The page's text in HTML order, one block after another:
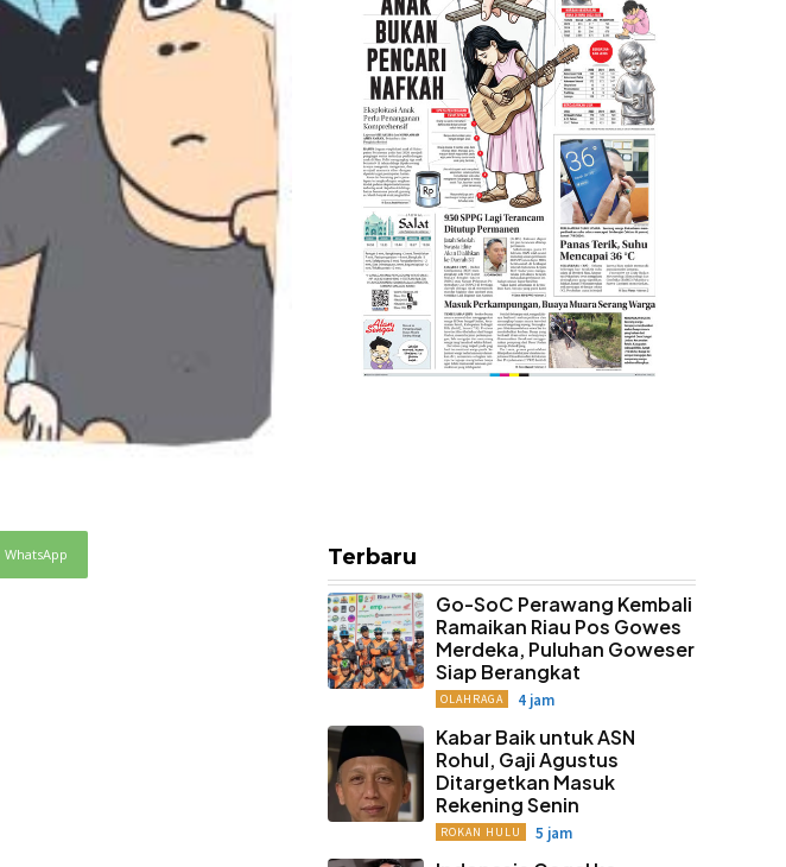
WhatsApp Terbaru
Go-SoC Perawang Kembali
Ramaikan Riau Pos Gowes
Merdeka, Puluhan Goweser
Siap Berangkat
OLAHRAGA 4 jam
Kabar Baik untuk ASN
Rohul, Gaji Agustus
Ditargetkan Masuk
Rekening Senin
ROKAN HULU 5 jam